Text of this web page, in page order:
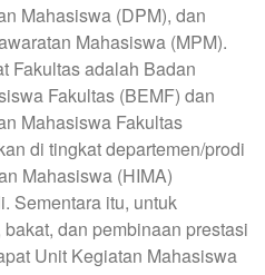
Mahasiswa (DPM), dan
Mahasiswa (MPM).
Fakultas adalah Badan
Fakultas (BEMF) dan
Mahasiswa Fakultas
di tingkat departemen/prodi
Mahasiswa (HIMA)
Sementara itu, untuk
dan pembinaan prestasi
Unit Kegiatan Mahasiswa